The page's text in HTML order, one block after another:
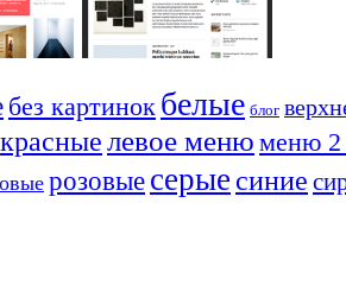
без картинок белые блог
красныелевое меню меню 2
розовые серые синие